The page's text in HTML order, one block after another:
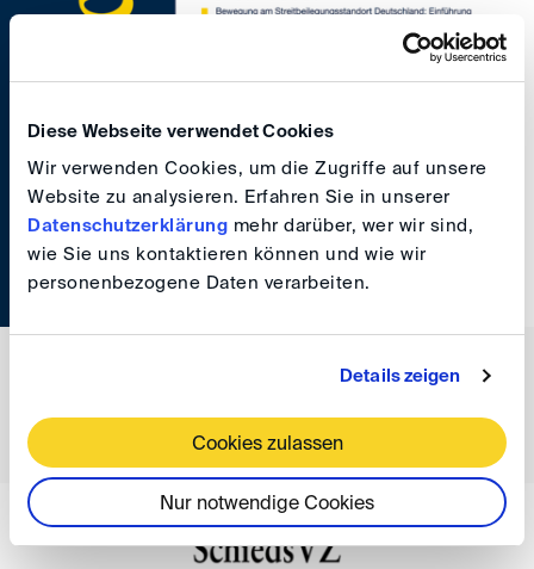
Diese Webseite verwendet Cookies
Wir verwenden Cookies, um die Zugriffe auf unsere
Website zu analysieren. Erfahren Sie in unserer
Datenschutzerklärung mehr darüber, wer wir sind,
wie Sie uns kontaktieren können und wie wir
personenbezogene Daten verarbeiten.
Details zeigen
Cookies zulassen
Nur notwendige Cookies